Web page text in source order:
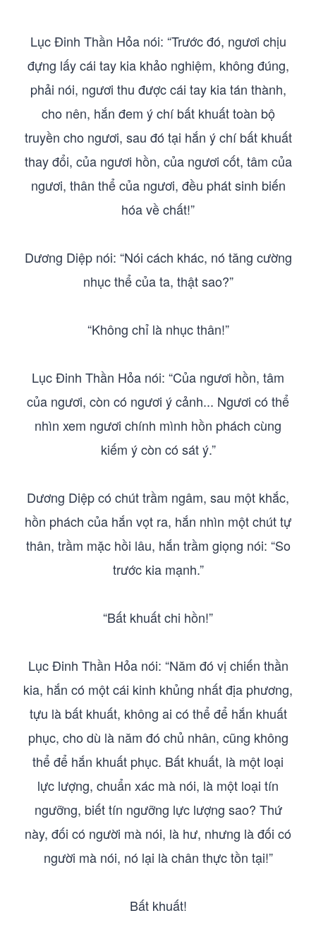
Lục Đinh Thần Hỏa nói: “Trước đó, ngươi chịu
đựng lấy cái tay kia khảo nghiệm, không đúng,
phải nói, ngươi thu được cái tay kia tán thành,
cho nên, hắn đem ý chí bất khuất toàn bộ
truyền cho ngươi, sau đó tại hắn ý chí bất khuất
thay đổi, của ngươi hồn, của ngươi cốt, tâm của
ngươi, thân thể của ngươi, đều phát sinh biến
hóa về chất!”
Dương Diệp nói: “Nói cách khác, nó tăng cường
nhục thể của ta, thật sao?”
“Không chỉ là nhục thân!”
Lục Đinh Thần Hỏa nói: “Của ngươi hồn, tâm
của ngươi, còn có ngươi ý cảnh... Ngươi có thể
nhìn xem ngươi chính mình hồn phách cùng
kiếm ý còn có sát ý.”
Dương Diệp có chút trầm ngâm, sau một khắc,
hồn phách của hắn vọt ra, hắn nhìn một chút tự
thân, trầm mặc hồi lâu, hắn trầm giọng nói: “So
trước kia mạnh.”
“Bất khuất chi hồn!”
Lục Đinh Thần Hỏa nói: “Năm đó vị chiến thần
kia, hắn có một cái kinh khủng nhất địa phương,
tựu là bất khuất, không ai có thể để hắn khuất
phục, cho dù là năm đó chủ nhân, cũng không
thể để hắn khuất phục. Bất khuất, là một loại
lực lượng, chuẩn xác mà nói, là một loại tín
ngưỡng, biết tín ngưỡng lực lượng sao? Thứ
này, đối có người mà nói, là hư, nhưng là đối có
người mà nói, nó lại là chân thực tồn tại!”
Bất khuất!